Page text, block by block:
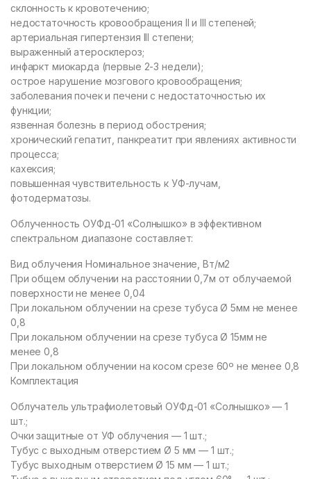
склонность к кровотечению;
недостаточность кровообращения II и III степеней;
артериальная гипертензия III степени;
выраженный атеросклероз;
инфаркт миокарда (первые 2-3 недели);
острое нарушение мозгового кровообращения;
заболевания почек и печени с недостаточностью их
функции;
язвенная болезнь в период обострения;
хронический гепатит, панкреатит при явлениях активности
процесса;
кахексия;
повышенная чувствительность к УФ-лучам,
фотодерматозы.
Облученность ОУФд-01 «Солнышко» в эффективном
спектральном диапазоне составляет:
Вид облучения Номинальное значение, Вт/м2
При общем облучении на расстоянии 0,7м от облучаемой
поверхности не менее 0,04
При локальном облучении на срезе тубуса Ø 5мм не менее
0,8
При локальном облучении на срезе тубуса Ø 15мм не
менее 0,8
При локальном облучении на косом срезе 60º не менее 0,8
Комплектация
Облучатель ультрафиолетовый ОУФд-01 «Солнышко» — 1
шт.;
Очки защитные от УФ облучения — 1 шт.;
Тубус с выходным отверстием Ø 5 мм — 1 шт.;
Тубус выходным отверстием Ø 15 мм — 1 шт.;